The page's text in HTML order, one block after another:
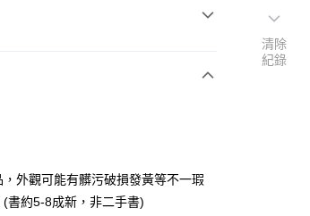
外觀可能有髒污破損發黃等不一瑕
書約5-8成新，非二手書)
清除
紀錄